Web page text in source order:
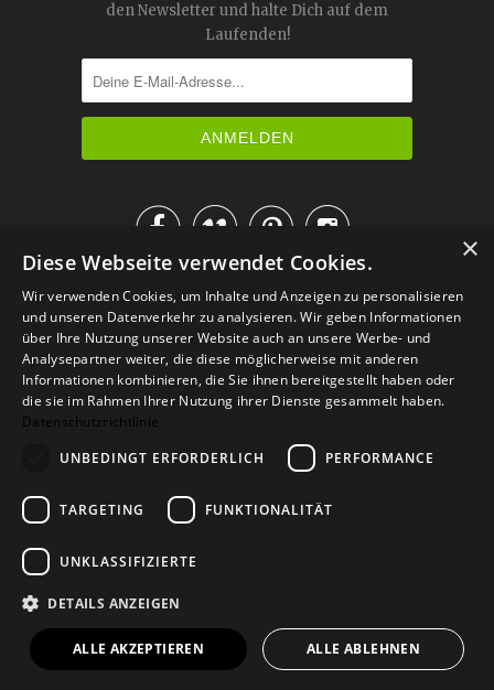
den Newsletter und halte Dich auf dem
Laufenden!

IM KATALOG BLÄTTERN
Versand Zahlarten
Retoure
Widerrufsformular
© 2026Baltic Design Shop. Baltic Design Shop
×
Diese Webseite verwendet Cookies.
Wir verwenden Cookies, um Inhalte und Anzeigen zu personalisieren
und unseren Datenverkehr zu analysieren. Wir geben Informationen
über Ihre Nutzung unserer Website auch an unsere Werbe- und
Analysepartner weiter, die diese möglicherweise mit anderen
Informationen kombinieren, die Sie ihnen bereitgestellt haben oder
die sie im Rahmen Ihrer Nutzung ihrer Dienste gesammelt haben.
Datenschutzrichtlinie
UNBEDINGT ERFORDERLICH
PERFORMANCE
TARGETING FUNKTIONALITÄT
UNKLASSIFIZIERTE
DETAILS ANZEIGEN
ALLE AKZEPTIEREN ALLE ABLEHNEN